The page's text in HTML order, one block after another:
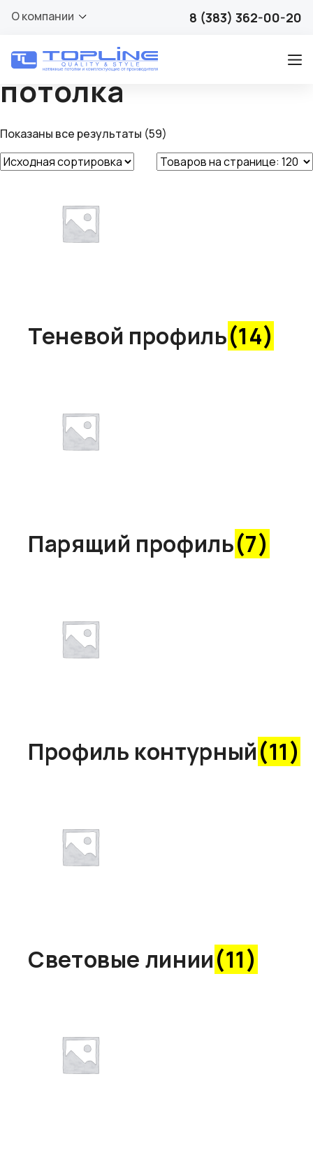
О компании 8 (383) 362-00-20
Профиль (багет)
для натяжного
потолка
Показаны все результаты (59)
Теневой профиль(14)
Парящий профиль(7)
Профиль контурный(11)
Световые линии(11)